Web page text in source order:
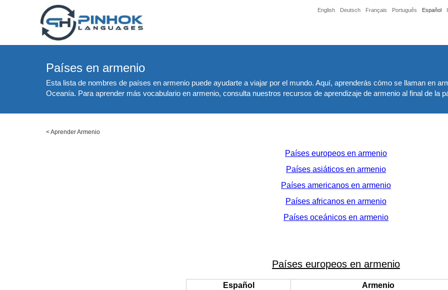
English Deutsch Français Português Español
Países en armenio
Esta lista de nombres de países en armenio puede ayudarte a viajar por el mundo. Aquí, aprenderás cómo se llaman en
Oceanía. Para aprender más vocabulario en armenio, consulta nuestros recursos de aprendizaje de armenio al final de la
<Aprender Armenio
Países europeos en armenio
Países asiáticos en armenio
Países americanos en armenio
Países africanos en armenio
Países oceánicos en armenio
Países europeos en armenio
Español
Armenio